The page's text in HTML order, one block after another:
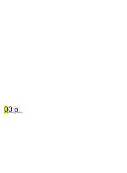
00 р.